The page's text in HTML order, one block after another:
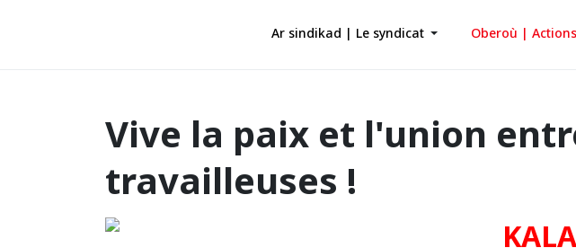
Ar sindikad | Le syndicat Oberoù | Actions
Vive la paix et l'union
travailleuses !